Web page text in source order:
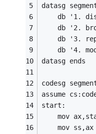
datasg
db '1.
db '2.
db '3.
db '4.
datasg ends
codesg
assume
start:
mov
    mov ss,ax